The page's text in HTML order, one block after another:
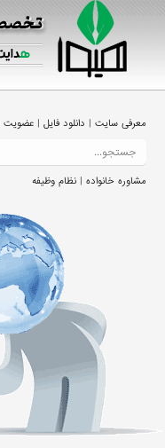
معرفی سایت| دانلود فایل| عضویت
مشاوره خانواده| نظام وظیفه